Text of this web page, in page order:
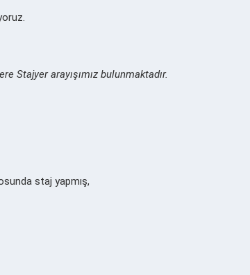
Stajyer arayışımız bulunmaktadır.
staj yapmış,